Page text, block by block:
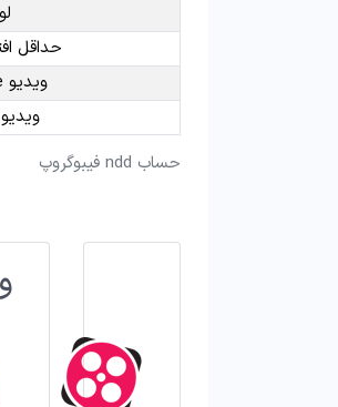
حساب ndd فیبوگروپ
حداقل
ویدیو YouTube
ویدیو Aparat